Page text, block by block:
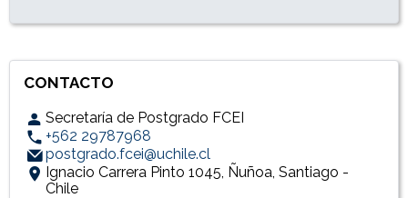
CONTACTO
Secretaría de Postgrado FCEI
+562 29787968
postgrado.fcei@uchile.cl
Ignacio Carrera Pinto 1045, Ñuñoa, Santiago -
Chile